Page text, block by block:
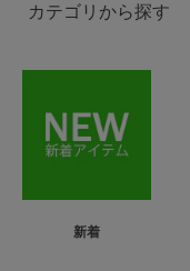
カテゴリから探す
新着